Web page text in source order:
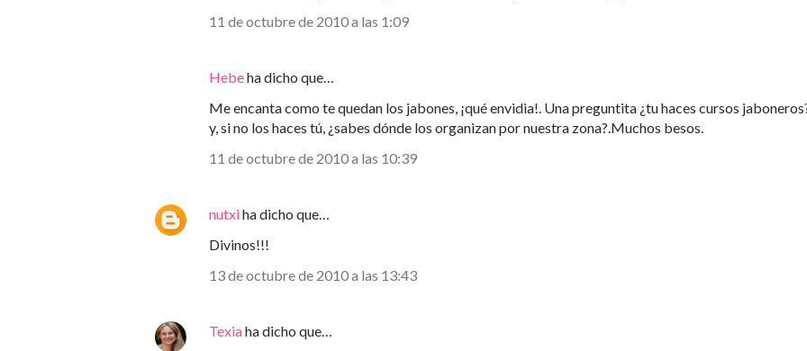
11 de octubre de 2010 a las 1:09
Hebeha dicho que…
Me encanta como te quedan los jabones, ¡qué envidia!. Una preguntita ¿tu haces cursos
y, si no los haces tú, ¿sabes dónde los organizan por nuestra zona?.Muchos besos.
11 de octubre de 2010 a las 10:39
nutxiha dicho que…
Divinos!!!
13 de octubre de 2010 a las 13:43
Texiaha dicho que…